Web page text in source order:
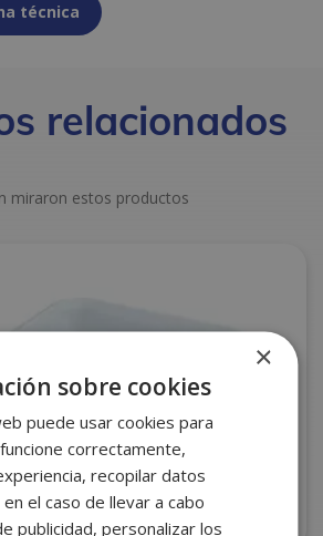
técnica
relacionados
miraron estos productos
SJ4-40 (199) 233X315X40 S/350
×
sobre cookies
puede usar cookies para
correctamente,
recopilar datos
el caso de llevar a cabo
publicidad, personalizar los